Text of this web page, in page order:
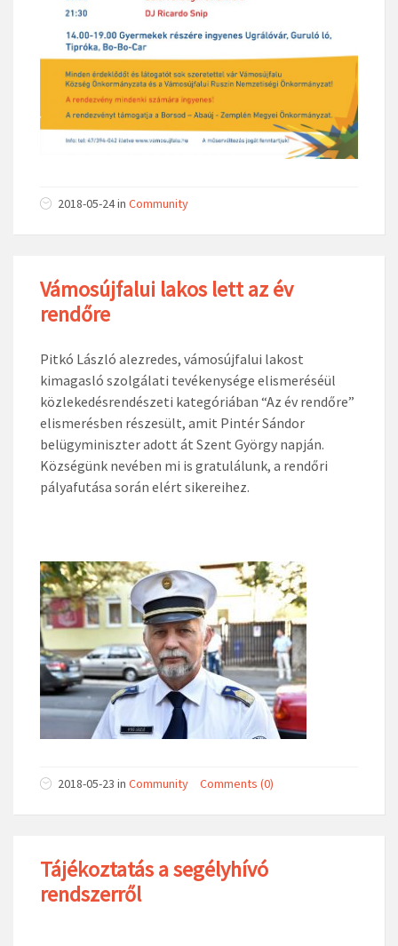
2018-05-24in Community
Vámosújfalui lakos lett az év
rendőre
Pitkó László alezredes, vámosújfalui lakost
kimagasló szolgálati tevékenysége elismeréséül
közlekedésrendészeti kategóriában “Az év rendőre”
elismerésben részesült, amit Pintér Sándor
belügyminiszter adott át Szent György napján.
Községünk nevében mi is gratulálunk, a rendőri
pályafutása során elért sikereihez.
2018-05-23 in Community Comments (0)
Tájékoztatás a segélyhívó
rendszerről